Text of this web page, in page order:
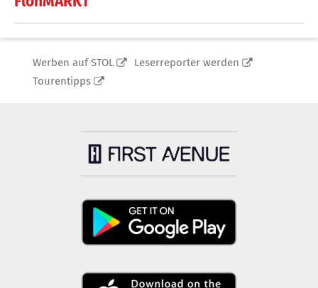
Werben auf STOL
Leserreporter werden
Tourentipps